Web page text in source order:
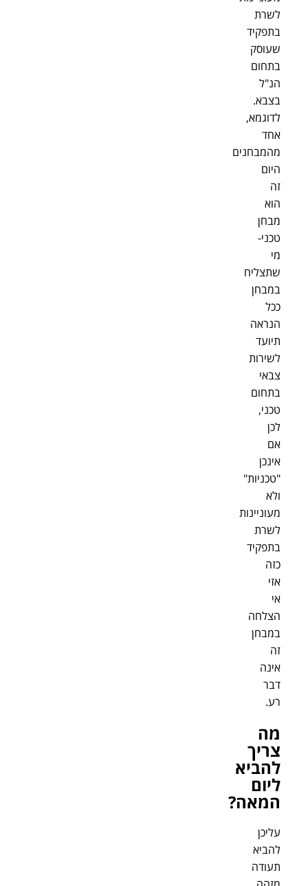
לשרת
בתפקיד
שעוסק
בתחום
הנ"ל
בצבא.
לדוגמא,
אחד
מהמבחנים
היום
זה
הוא
מבחן
טכני-
מי
שתצליח
במבחן
ככל
הנראה
תיועד
לשירות
צבאי
בתחום
טכני,
לכן
אם
אינכן
"טכניות"
ולא
מעוניינות
לשרת
בתפקיד
כזה
אזי
אי
הצלחה
במבחן
זה
אינה
דבר
רע.
מה
צריך
להביא
ליום
המאה?
עליכן
להביא
תעודה